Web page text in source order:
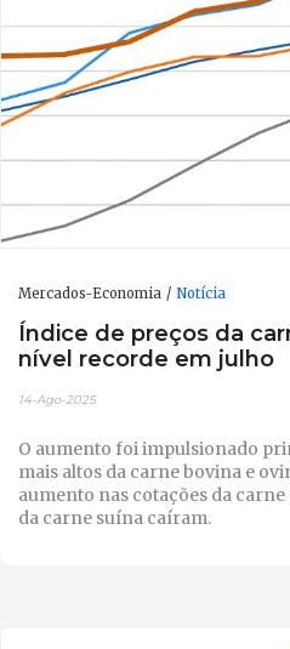
Mercados-Economia Notícia
Índice de preços da
nível recorde em julho
14-Ago-2025
O aumento foi impulsionado
mais altos da carne bovina e
aumento nas cotações da
da carne suína caíram.